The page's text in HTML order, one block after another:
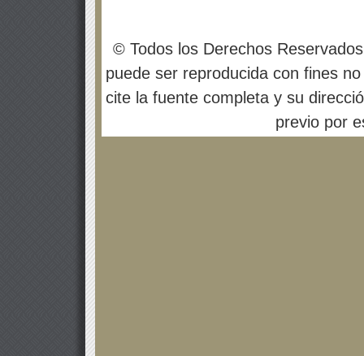
© Todos los Derechos
puede ser reproducida con fines
cite la fuente completa y su
previo por